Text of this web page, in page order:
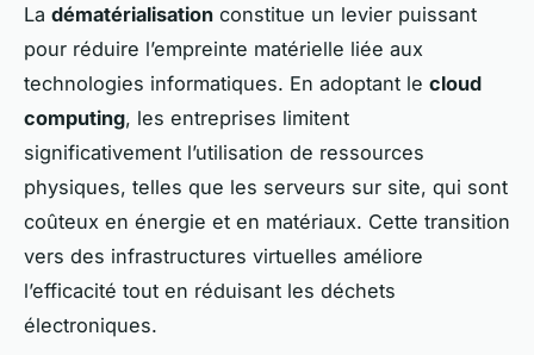
La dématérialisation constitue un levier puissant
pour réduire l’empreinte matérielle liée aux
technologies informatiques. En adoptant le cloud
computing, les entreprises limitent
significativement l’utilisation de ressources
physiques, telles que les serveurs sur site, qui sont
coûteux en énergie et en matériaux. Cette transition
vers des infrastructures virtuelles améliore
l’efficacité tout en réduisant les déchets
électroniques.